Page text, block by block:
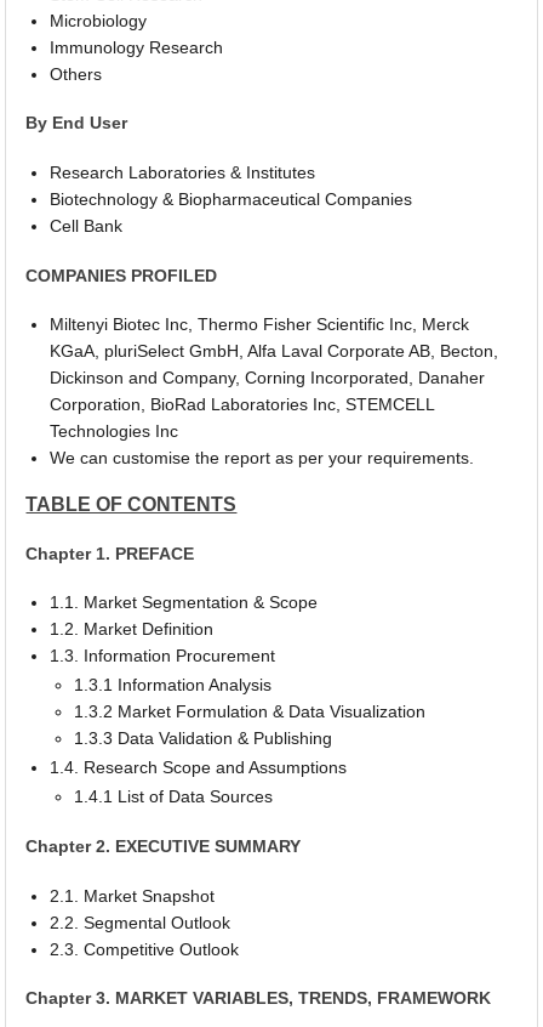
Microbiology
Immunology Research
Others
By End User
Research Laboratories & Institutes
Biotechnology & Biopharmaceutical Companies
Cell Bank
COMPANIES PROFILED
Miltenyi Biotec Inc, Thermo Fisher Scientific Inc, Merck
KGaA, pluriSelect GmbH, Alfa Laval Corporate AB, Becton,
Dickinson and Company, Corning Incorporated, Danaher
Corporation, BioRad Laboratories Inc, STEMCELL
Technologies Inc
We can customise the report as per your requirements.
TABLE OF CONTENTS
Chapter 1. PREFACE
1.1. Market Segmentation & Scope
1.2. Market Definition
1.3. Information Procurement
1.3.1 Information Analysis
1.3.2 Market Formulation & Data Visualization
1.3.3 Data Validation & Publishing
1.4. Research Scope and Assumptions
1.4.1 List of Data Sources
Chapter 2. EXECUTIVE SUMMARY
2.1. Market Snapshot
2.2. Segmental Outlook
2.3. Competitive Outlook
Chapter 3. MARKET VARIABLES, TRENDS, FRAMEWORK